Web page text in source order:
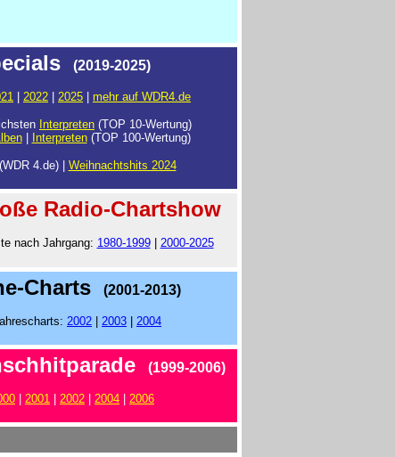
(2019-2025)
2022 2025 mehr auf WDR4.de
Interpreten (TOP 10-Wertung)
| Interpreten(TOP 100-Wertung)
4.de) | Weihnachtshits 2024
Radio-Chartshow
nach Jahrgang: 1980-1999| 2000-2025
Charts (2001-2013)
2002 2003
2004
(1999-2006)
2001 2002 2004
2006